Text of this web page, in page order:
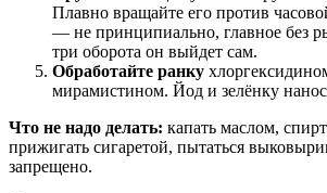
Плавно вращайте его против
— не принципиально, главное без
три оборота он выйдет сам.
Обработайте ранку
мирамистином. Йод и зелёнку
Что не надо делать: капать маслом,
прижигать сигаретой, пытаться
запрещено.